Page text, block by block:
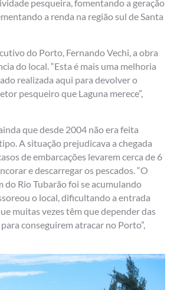
pesqueira, fomentando a geração
a renda na região sul de Santa
do Porto, Fernando Vechi, a obra
do local. “Esta é mais uma melhoria
realizada aqui para devolver o
pesqueiro que Laguna merece”,
que desde 2004 não era feita
A situação prejudicava a chegada
de embarcações levarem cerca de 6
e descarregar os pescados. “O
do Rio Tubarão foi se acumulando
o local, dificultando a entrada
muitas vezes têm que depender das
conseguirem atracar no Porto”,